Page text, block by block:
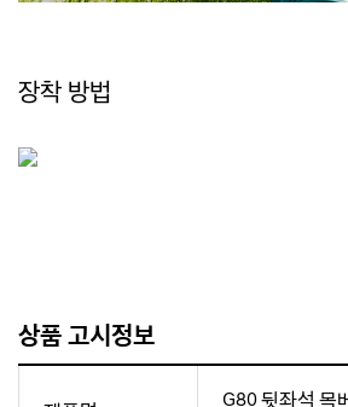
장착 방법
상품 고시정보
G80 뒷좌석 목